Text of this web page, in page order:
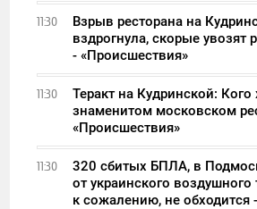
11:30
Взрыв ресторана на
вздрогнула, скорые увозят
- «Происшествия»
11:30
Теракт на Кудринской: Кого
знаменитом московском
«Происшествия»
11:30
320 сбитых БПЛА, в
от украинского воздушного
к сожалению, не обходится